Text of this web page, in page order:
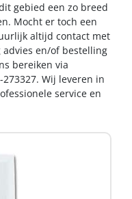
gebied een zo breed
Mocht er toch een
altijd contact met
advies en/of bestelling
bereiken via
Wij leveren in
service en